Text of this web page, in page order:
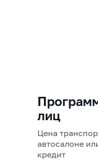
лиц
Цена
автосалоне
кредит